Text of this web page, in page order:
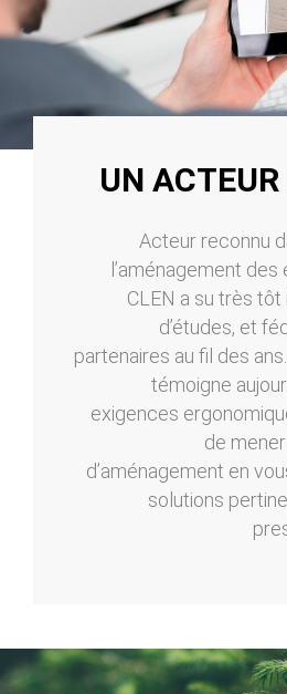
UN
Acteur reconnu
l’aménagement
CLEN a su très
d’études, et
partenaires au fil des
témoigne
exigences
de
d’aménagement en
solutions